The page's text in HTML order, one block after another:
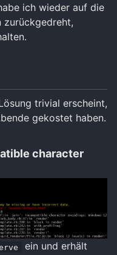
ich wieder auf die
zurückgedreht,
trivial erscheint,
gekostet haben.
character
ein und erhält